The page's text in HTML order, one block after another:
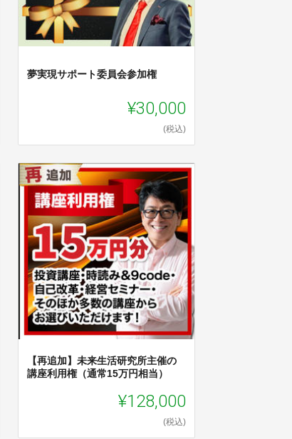
夢実現サポート委員会参加権
¥30,000
(税込)
【再追加】未来生活研究所主催の
講座利用権（通常15万円相当）
¥128,000
(税込)